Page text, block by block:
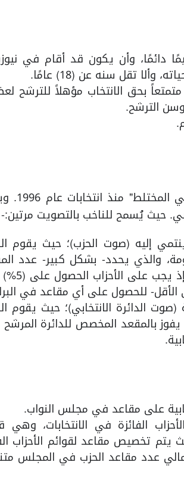
دائمًا، وأن يكون قد أقام في
بحق الانتخاب مؤهلاً للترشح
الترشح.
تستخدم نيوزيلندا نظام تصويت
حيث يُسمح للناخب بالتصويت مرتين:-
إليه (صوت الحزب)؛ حيث يقوم
والذي يحدد- بشكل كبير- عدد
الإجمالي لكل حزب في البرلمان
الأقل- للحصول على أي مقاعد في
(صوت الدائرة الانتخابي)؛ حيث يقوم
بالمقعد المخصص للدائرة
على مقاعد في مجلس النواب.
الفائزة في الانتخابات، وهي
تخصيص مقاعد لقوائم الأحزاب
عدد مقاعد الحزب في المجلس